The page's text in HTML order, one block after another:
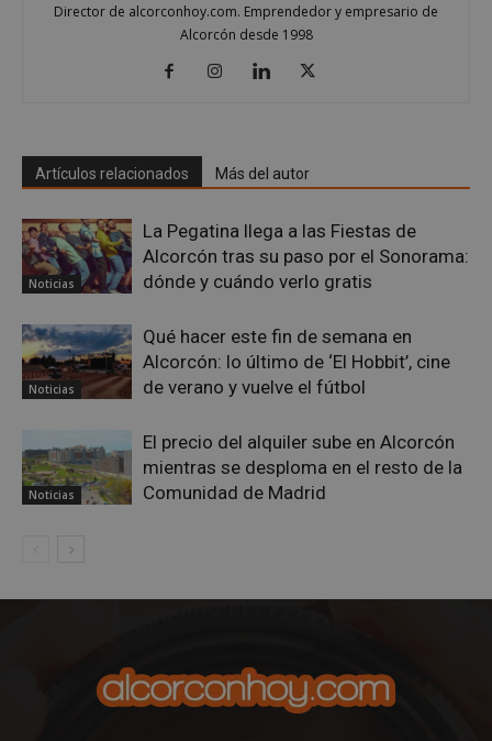
Director de alcorconhoy.com. Emprendedor y empresario de
Alcorcón desde 1998
Artículos relacionados Más del autor
Noticias
La Pegatina llega a las Fiestas de
Alcorcón tras su paso por el Sonorama:
dónde y cuándo verlo gratis
Noticias
Qué hacer este fin de semana en
Alcorcón: lo último de ‘El Hobbit’, cine
de verano y vuelve el fútbol
Noticias
El precio del alquiler sube en Alcorcón
mientras se desploma en el resto de la
Comunidad de Madrid
Inc.
embed.bsky.app
sp_landing
Spotify Inc.
.spotify.com
Privacy Policy